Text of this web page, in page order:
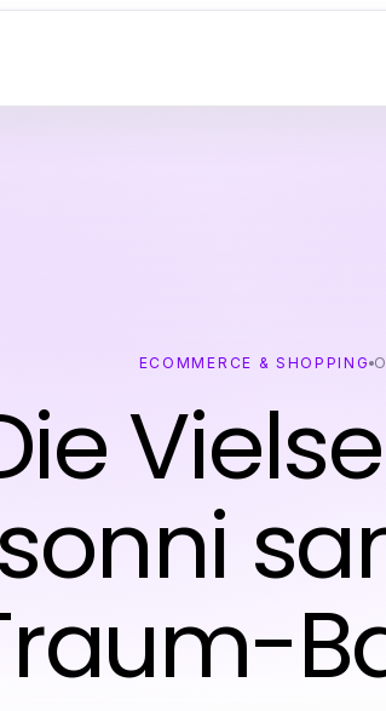
ECOMMERCE & SHOPPING
sonni